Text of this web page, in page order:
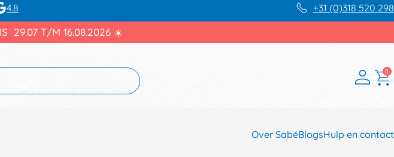
4.8 +31 (0)318 520 298
29.07 T/M 16.08.2026 ☀️
0
Over SabéBlogsHulp en contact